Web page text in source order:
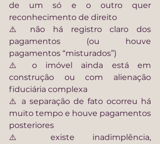
de um só e o outro quer
reconhecimento de direito
⚠️ não há registro claro dos
pagamentos (ou houve
pagamentos “misturados”)
⚠️ o imóvel ainda está em
construção ou com alienação
fiduciária complexa
⚠️ a separação de fato ocorreu há
muito tempo e houve pagamentos
posteriores
⚠️ existe inadimplência,